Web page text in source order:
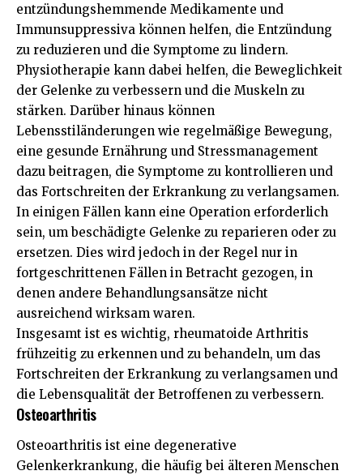
entzündungshemmende Medikamente und
Immunsuppressiva können helfen, die Entzündung
zu reduzieren und die Symptome zu lindern.
Physiotherapie kann dabei helfen, die Beweglichkeit
der Gelenke zu verbessern und die Muskeln zu
stärken. Darüber hinaus können
Lebensstiländerungen wie regelmäßige Bewegung,
eine gesunde Ernährung und Stressmanagement
dazu beitragen, die Symptome zu kontrollieren und
das Fortschreiten der Erkrankung zu verlangsamen.
In einigen Fällen kann eine Operation erforderlich
sein, um beschädigte Gelenke zu reparieren oder zu
ersetzen. Dies wird jedoch in der Regel nur in
fortgeschrittenen Fällen in Betracht gezogen, in
denen andere Behandlungsansätze nicht
ausreichend wirksam waren.
Insgesamt ist es wichtig, rheumatoide Arthritis
frühzeitig zu erkennen und zu behandeln, um das
Fortschreiten der Erkrankung zu verlangsamen und
die Lebensqualität der Betroffenen zu verbessern.
Osteoarthritis
Osteoarthritis ist eine degenerative
Gelenkerkrankung, die häufig bei älteren Menschen